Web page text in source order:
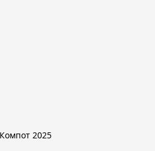
© Компот 2025